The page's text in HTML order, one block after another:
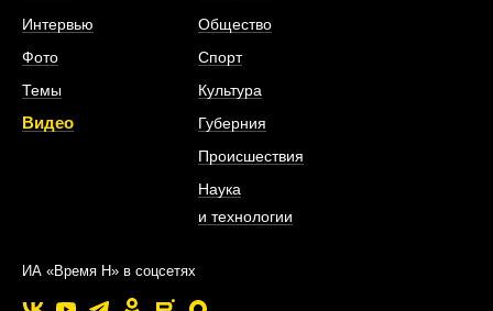
Интервью
Фото
Темы
Видео
Общество
Спорт
Культура
Губерния
Происшествия
Наука
и технологии
ИА «Время Н» в соцсетях